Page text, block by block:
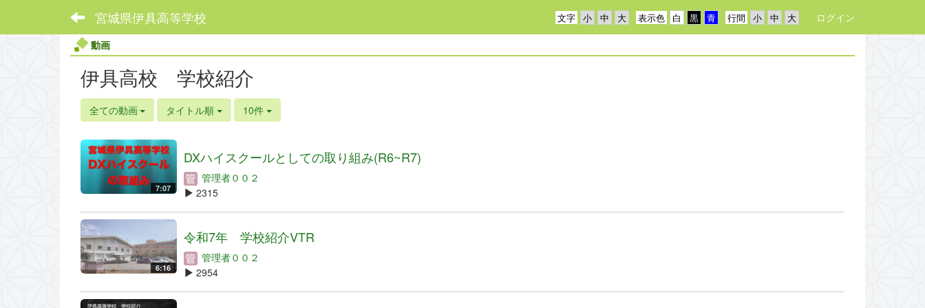
宮城県伊具高等学校 行間
表示色
文字
ログイン
動画
伊具高校 学校紹介
全ての動画 タイトル順 10件
7:07
DXハイスクールとしての取り組み(R6~R7)
管理者００２
2315
6:16
令和7年 学校紹介VTR
管理者００２
2954